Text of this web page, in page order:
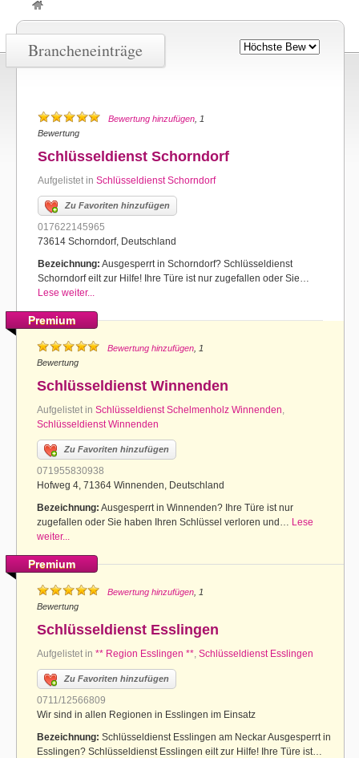
Brancheneinträge
Bewertung hinzufügen , 1
Bewertung
Schlüsseldienst Schorndorf
Aufgelistet in Schlüsseldienst Schorndorf
Zu Favoriten hinzufügen
017622145965
73614 Schorndorf, Deutschland
Bezeichnung: Ausgesperrt in Schorndorf? Schlüsseldienst
Schorndorf eilt zur Hilfe! Ihre Türe ist nur zugefallen oder Sie…
Lese weiter...
Premium
Bewertung hinzufügen , 1
Bewertung
Schlüsseldienst Winnenden
Aufgelistet in Schlüsseldienst Schelmenholz Winnenden,
Schlüsseldienst Winnenden
Zu Favoriten hinzufügen
071955830938
Hofweg 4, 71364 Winnenden, Deutschland
Bezeichnung: Ausgesperrt in Winnenden? Ihre Türe ist nur
zugefallen oder Sie haben Ihren Schlüssel verloren und… Lese
weiter...
Premium
Bewertung hinzufügen , 1
Bewertung
Schlüsseldienst Esslingen
Aufgelistet in ** Region Esslingen **, Schlüsseldienst Esslingen
Zu Favoriten hinzufügen
0711/12566809
Wir sind in allen Regionen in Esslingen im Einsatz
Bezeichnung: Schlüsseldienst Esslingen am Neckar Ausgesperrt in
Esslingen? Schlüsseldienst Esslingen eilt zur Hilfe! Ihre Türe ist…